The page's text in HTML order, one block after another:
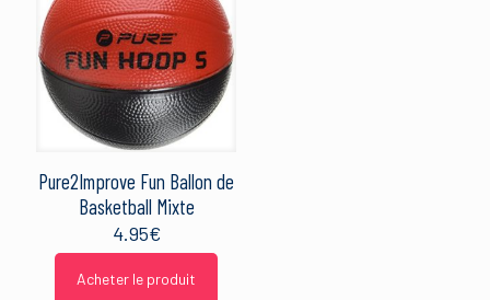
Pure2Improve Fun Ballon de
Basketball Mixte
4.95€
Acheter le produit